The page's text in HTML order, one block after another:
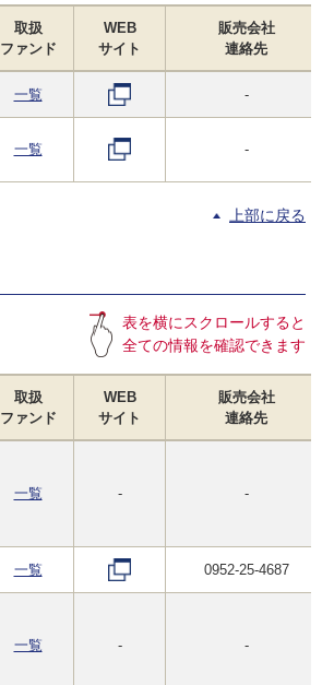
取扱
ファンド
WEB
サイト
販売会社
連絡先
一覧 -
一覧 -
上部に戻る
表を横にスクロールすると
全ての情報を確認できます
取扱
ファンド
WEB
サイト
販売会社
連絡先
一覧 - -
一覧 0952-25-4687
一覧 - -